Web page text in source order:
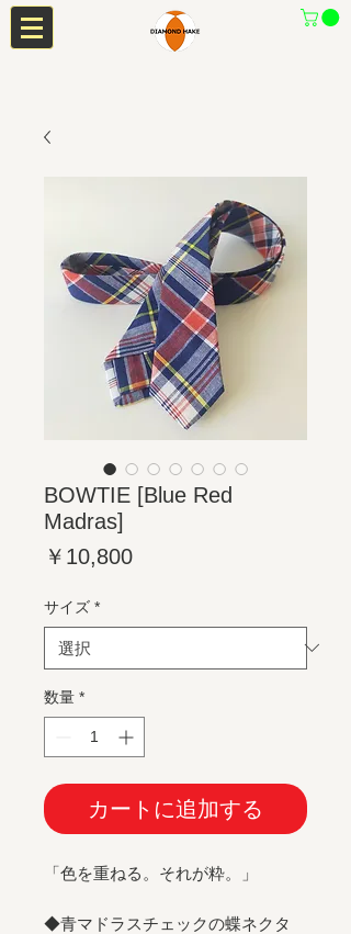
BOWTIE [Blue Red
Madras]
￥10,800価
サイズ *
数量 *
カートに追加する
「色を重ねる。それが粋。」
◆青マドラスチェックの蝶ネクタ